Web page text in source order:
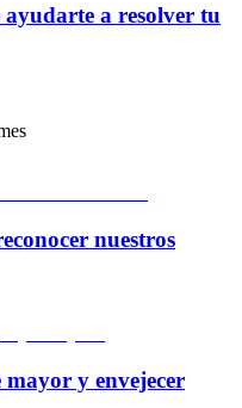
ayudarte a resolver tu
nuestros
mayor y envejecer